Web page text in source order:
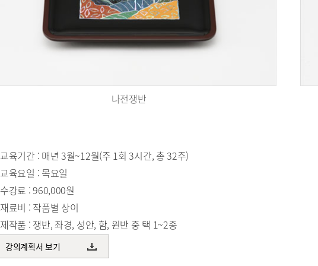
나전쟁반
교육기간 : 매년 3월~12월(주 1회 3시간, 총 32주)
교육요일 : 목요일
수강료 : 960,000원
재료비 : 작품별 상이
제작품 : 쟁반, 좌경, 성안, 함, 원반 중 택 1~2종
강의계획서 보기